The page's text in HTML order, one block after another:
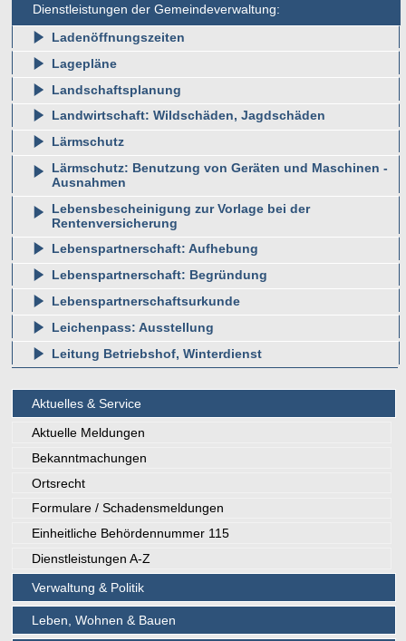
Dienstleistungen der Gemeindeverwaltung:
Ladenöffnungszeiten
Lagepläne
Landschaftsplanung
Landwirtschaft: Wildschäden, Jagdschäden
Lärmschutz
Lärmschutz: Benutzung von Geräten und Maschinen -
Ausnahmen
Lebensbescheinigung zur Vorlage bei der
Rentenversicherung
Lebenspartnerschaft: Aufhebung
Lebenspartnerschaft: Begründung
Lebenspartnerschaftsurkunde
Leichenpass: Ausstellung
Leitung Betriebshof, Winterdienst
Aktuelles & Service
Aktuelle Meldungen
Bekanntmachungen
Ortsrecht
Formulare / Schadensmeldungen
Einheitliche Behördennummer 115
Dienstleistungen A-Z
Verwaltung & Politik
Leben, Wohnen & Bauen